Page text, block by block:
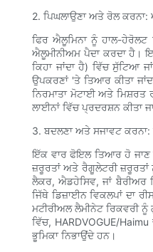
2. ਪਿਘਲਾਉਣਾ ਅਤੇ ਰੋਲ
ਫਿਰ ਐਲੂਮਿਨਾ ਨੂੰ ਹਾਲ-
ਐਲੂਮੀਨੀਅਮ ਪੈਦਾ ਕਰਦਾ ਹੈ।
ਕਿਹਾ ਜਾਂਦਾ ਹੈ) ਵਿੱਚ ਸੁੱਟਿਆ
ਉਪਕਰਣਾਂ 'ਤੇ ਤਿਆਰ ਕੀਤਾ
ਨਿਰਮਾਤਾ ਮੋਟਾਈ ਅਤੇ
ਲਾਈਨਾਂ ਵਿੱਚ ਪ੍ਰਦਰਸ਼ਨ ਕੀਤਾ
3. ਬਦਲਣਾ ਅਤੇ ਸਜਾਵਟ
ਇੱਕ ਵਾਰ ਫੋਇਲ ਤਿਆਰ ਹੋ
ਜ਼ਰੂਰਤਾਂ ਅਤੇ ਰੈਗੂਲੇਟਰੀ ਜ਼ਰੂਰਤਾਂ
ਲੈਕਰ, ਐਡਹੇਸਿਵ, ਜਾਂ
ਜਿੱਥੇ ਡਿਜ਼ਾਈਨ ਵਿਕਲਪਾਂ ਦਾ
ਮਟੀਰੀਅਲ ਲੈਮੀਨੇਟ ਰਿਕਵਰੀ
ਵਿੱਚ, HARDVOGUE/
ਭੂਮਿਕਾ ਨਿਭਾਉਂਦੇ ਹਨ।